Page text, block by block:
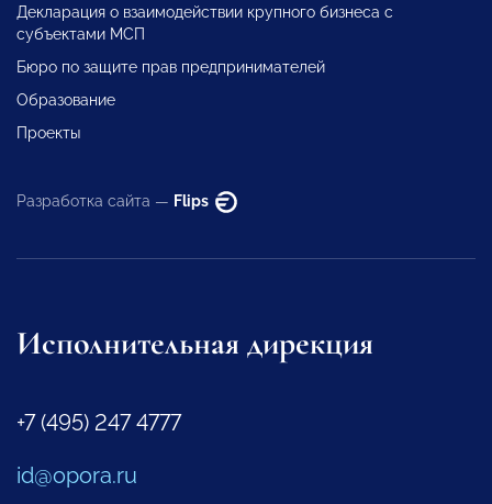
Декларация о взаимодействии крупного бизнеса с
субъектами МСП
Бюро по защите прав предпринимателей
Образование
Проекты
Разработка сайта — Flips
Исполнительная дирекция
+7 (495) 247 4777
id@opora.ru